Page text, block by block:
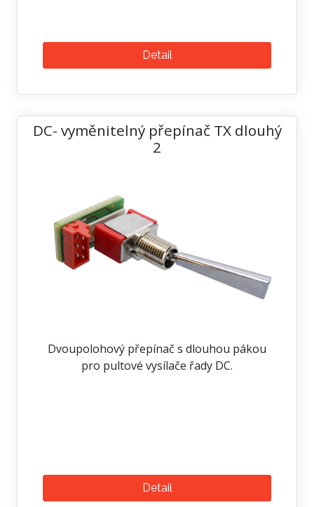
Detail
DC- vyměnitelný přepínač TX dlouhý
2
Dvoupolohový přepínač s dlouhou pákou
pro pultové vysílače řady DC.
Detail